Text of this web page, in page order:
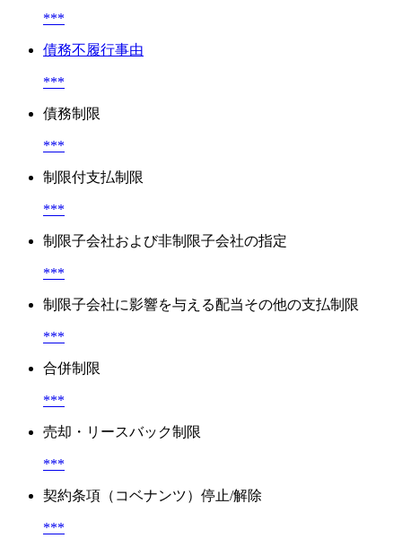
***
債務不履行事由
***
債務制限
***
制限付支払制限
***
制限子会社および非制限子会社の指定
***
制限子会社に影響を与える配当その他の支払制限
***
合併制限
***
売却・リースバック制限
***
契約条項（コベナンツ）停止/解除
***